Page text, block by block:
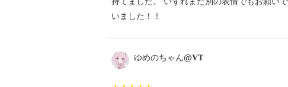
いました！！
ゆめのちゃん@𝐕𝐓